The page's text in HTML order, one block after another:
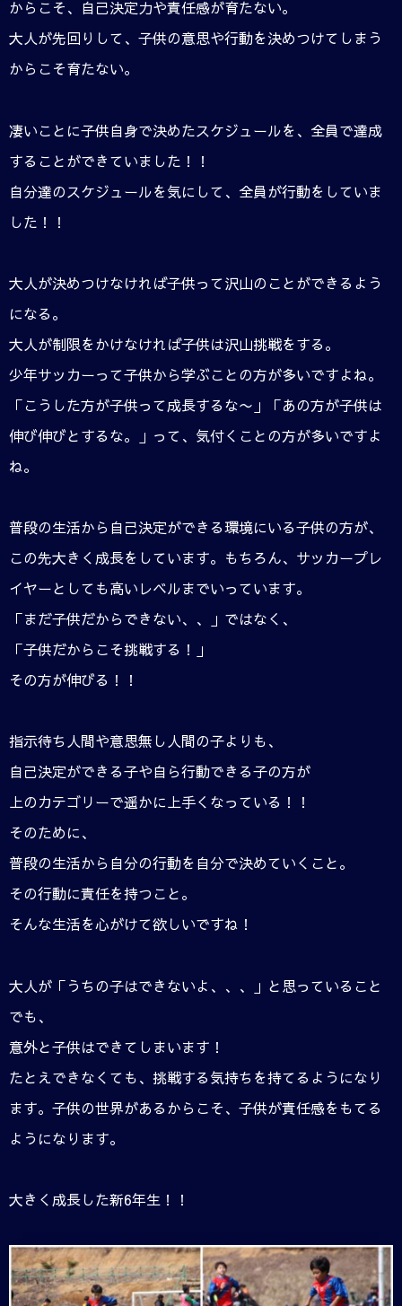
からこそ、自己決定力や責任感が育たない。
大人が先回りして、子供の意思や行動を決めつけてしまう
からこそ育たない。
凄いことに子供自身で決めたスケジュールを、全員で達成
することができていました！！
自分達のスケジュールを気にして、全員が行動をしていま
した！！
大人が決めつけなければ子供って沢山のことができるよう
になる。
大人が制限をかけなければ子供は沢山挑戦をする。
少年サッカーって子供から学ぶことの方が多いですよね。
「こうした方が子供って成長するな〜」「あの方が子供は
伸び伸びとするな。」って、気付くことの方が多いですよ
ね。
普段の生活から自己決定ができる環境にいる子供の方が、
この先大きく成長をしています。もちろん、サッカープレ
イヤーとしても高いレベルまでいっています。
「まだ子供だからできない、、」ではなく、
「子供だからこそ挑戦する！」
その方が伸びる！！
指示待ち人間や意思無し人間の子よりも、
自己決定ができる子や自ら行動できる子の方が
上のカテゴリーで遥かに上手くなっている！！
そのために、
普段の生活から自分の行動を自分で決めていくこと。
その行動に責任を持つこと。
そんな生活を心がけて欲しいですね！
大人が「うちの子はできないよ、、、」と思っていること
でも、
意外と子供はできてしまいます！
たとえできなくても、挑戦する気持ちを持てるようになり
ます。子供の世界があるからこそ、子供が責任感をもてる
ようになります。
大きく成長した新6年生！！